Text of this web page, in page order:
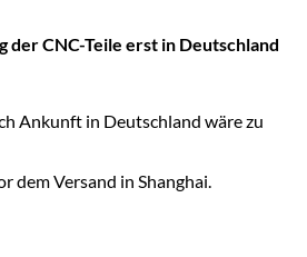
der CNC-Teile erst in Deutschland
Ankunft in Deutschland wäre zu
dem Versand in Shanghai.